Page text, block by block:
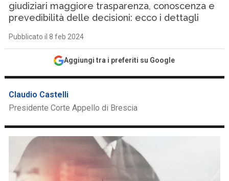
giudiziari maggiore trasparenza, conoscenza e
prevedibilità delle decisioni: ecco i dettagli
Pubblicato il 8 feb 2024
Aggiungi tra i preferiti su Google
Claudio Castelli
Presidente Corte Appello di Brescia